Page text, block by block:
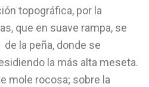
topográfica, por la
que en suave rampa, se
la peña, donde se
la más alta meseta.
mole rocosa; sobre la